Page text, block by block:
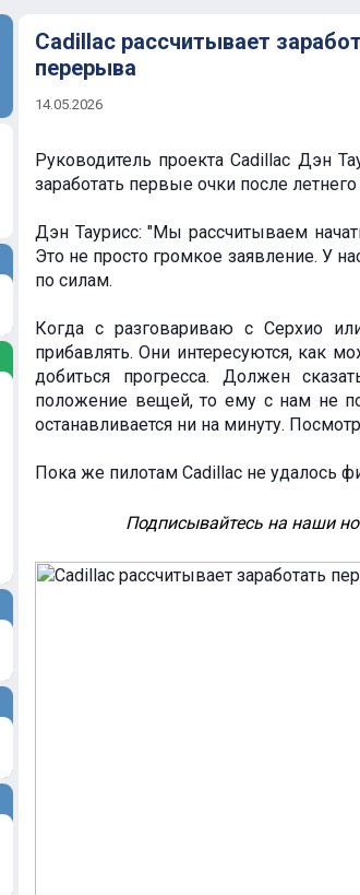
Cadillac рассчитывает
перерыва
14.05.2026
Руководитель проекта Cadillac Дэн
заработать первые очки после
Дэн Таурисс: "Мы рассчитываем
Это не просто громкое заявление. У
по силам.
Когда с разговариваю с Серхио
прибавлять. Они интересуются, как
добиться прогресса. Должен
положение вещей, то ему с нам не
останавливается ни на минуту.
Пока же пилотам Cadillac не удалось
Подписывайтесь на наши